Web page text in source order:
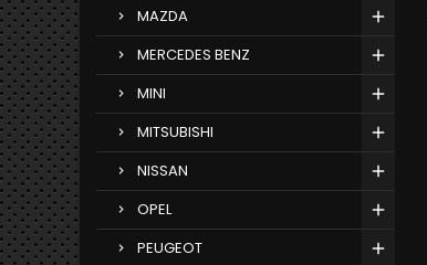
MAZDA
MERCEDES BENZ
MINI
MITSUBISHI
NISSAN
OPEL
PEUGEOT